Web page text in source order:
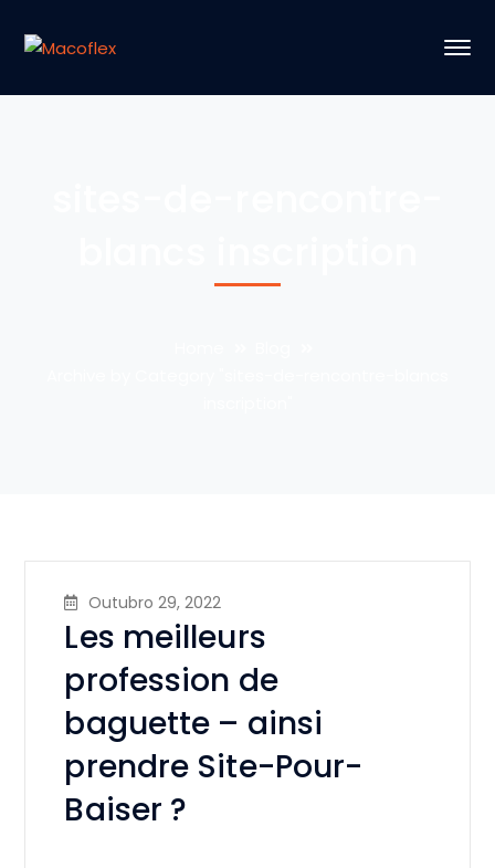
Outubro 29, 2022
Les meilleurs
profession de
baguette – ainsi
prendre Site-Pour-
Baiser ?